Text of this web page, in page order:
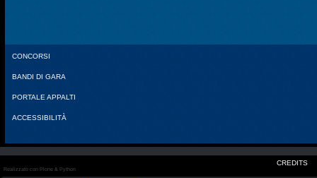
CONCORSI
BANDI DI GARA
PORTALE APPALTI
ACCESSIBILITÀ
CREDITS
Realizzato con Plone & Python